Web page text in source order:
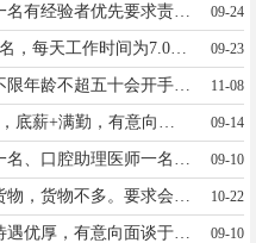
驿站招聘理货员或者快递员一名有经验者优先要求责任心强活少好干赵13104586060 09-24
招聘快递公司现招聘卸车工1名，每天工作时间为7.00-10.00，另招聘长工4名，底薪+满勤，有意向者电联：18324689991（打这个电话号）助理19815593613 09-23
伊春兴林驾校招聘教练男女不限年龄不超五十会开手动挡车语言表达能力强性格好13766757520李先生13766757520 11-08
09-14
09-10
10-22
酒店招聘前台，上一休一，待遇优厚，有意向面谈于女士13846658883 09-10